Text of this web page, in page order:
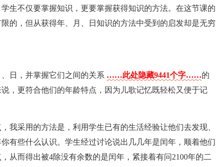
生不仅要掌握知识，更要掌握获得知识的方法。在这节课的
的，但从获得年、月、日知识的方法中受到的启发却是无穷
日，并掌握它们之间的关系 ……此处隐藏9441个字……的
，更符合他们的年龄特点，因为儿歌记忆既轻松又便于记
我采用的方法是，利用学生已有的生活经验让他们去发现、
有些什么认识。学生经过讨论说出几几年是闰年，顺着他们
从而得出被4除没有余数的是闰年，紧接着有问2100年的二